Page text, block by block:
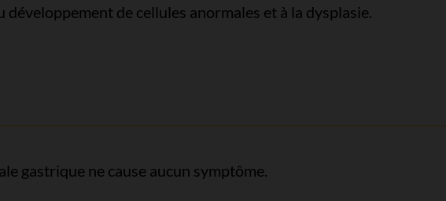
développement de cellules anormales et à la dysplasie.
gastrique ne cause aucun symptôme.